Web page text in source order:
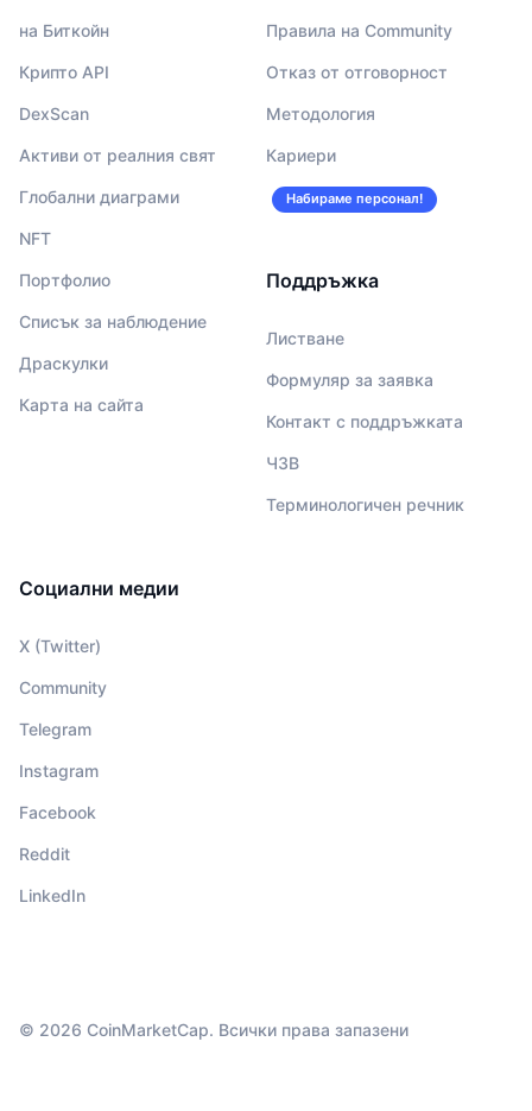
на Биткойн
Крипто API
DexScan
Активи от реалния свят
Глобални диаграми
NFT
Портфолио
Списък за наблюдение
Драскулки
Карта на сайта
Правила на Community
Отказ от отговорност
Методология
Кариери
Набираме персонал!
Поддръжка
Листване
Формуляр за заявка
Контакт с поддръжката
ЧЗВ
Терминологичен речник
Социални медии
X (Twitter)
Community
Telegram
Instagram
Facebook
Reddit
LinkedIn
© 2026 CoinMarketCap. Всички права запазени